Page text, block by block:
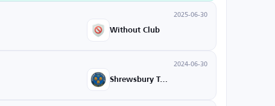
2025-06-30
Without Club
2024-06-30
Shrewsbury Town